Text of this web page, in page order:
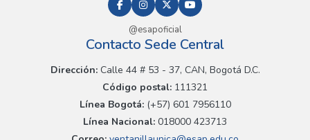
@esapoficial
Contacto Sede Central
Dirección:Calle 44 # 53 - 37, CAN, Bogotá D.C.
Código postal: 111321
Línea Bogotá:(+57) 601 7956110
Línea Nacional: 018000 423713